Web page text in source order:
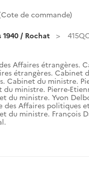
de commande)
/ Rochat
Affaires étrangères.
étrangères. Cabinet
Cabinet du ministre.
du ministre. Pierre-
du ministre. Yvon
des Affaires politiques
du ministre. François